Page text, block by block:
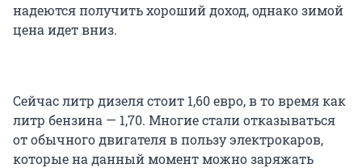
надеются получить хороший доход, однако зимой
цена идет вниз.
Сейчас литр дизеля стоит 1,60 евро, в то время как
литр бензина — 1,70. Многие стали отказываться
от обычного двигателя в пользу электрокаров,
которые на данный момент можно заряжать